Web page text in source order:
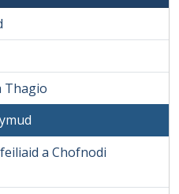
Thagio
a Chofnodi